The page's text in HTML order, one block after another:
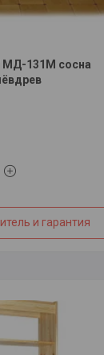
МД-131М сосна
и гарантия